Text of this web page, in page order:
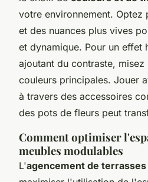
votre environnement. Optez
et des nuances plus vives
et dynamique. Pour un effet
ajoutant du contraste,
couleurs principales. Jouer
à travers des accessoires
des pots de fleurs peut
Comment optimiser
meubles modulables
L'agencement de terrasses